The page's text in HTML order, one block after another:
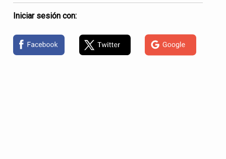
Iniciar sesión con: